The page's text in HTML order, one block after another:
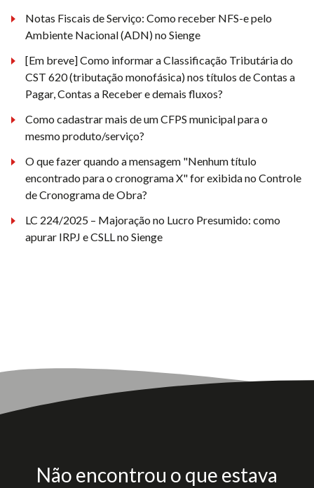
Notas Fiscais de Serviço: Como receber NFS-e pelo
Ambiente Nacional (ADN) no Sienge
[Em breve] Como informar a Classificação Tributária do
CST 620 (tributação monofásica) nos títulos de Contas a
Pagar, Contas a Receber e demais fluxos?
Como cadastrar mais de um CFPS municipal para o
mesmo produto/serviço?
O que fazer quando a mensagem "Nenhum título
encontrado para o cronograma X" for exibida no Controle
de Cronograma de Obra?
LC 224/2025 – Majoração no Lucro Presumido: como
apurar IRPJ e CSLL no Sienge
Não encontrou o que estava